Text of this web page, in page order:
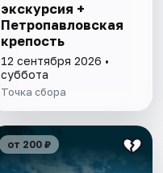
экскурсия +
Петропавловская
крепость
12 сентября 2026 •
суббота
Точка сбора
от 200 ₽